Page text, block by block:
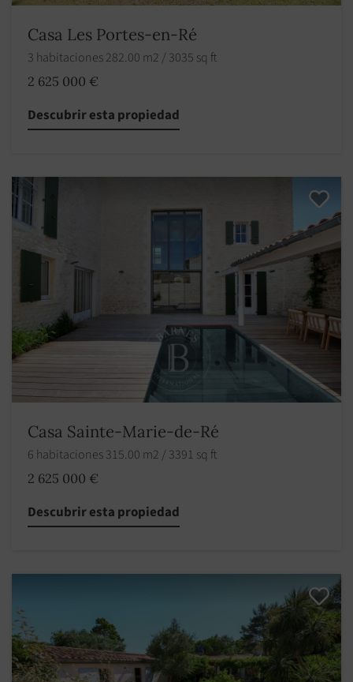
Casa Les Portes-en-Ré
3 habitaciones 282.00 m2 / 3035 sq ft
2 625 000 €
Descubrir esta propiedad
Casa Sainte-Marie-de-Ré
6 habitaciones 315.00 m2 / 3391 sq ft
2 625 000 €
Descubrir esta propiedad